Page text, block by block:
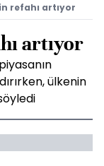
refahı artıyor
artıyor
ülkenin